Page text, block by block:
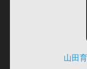
山田